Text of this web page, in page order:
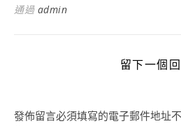
通過 admin
留下一個
發佈留言必須填寫的電子郵件地址